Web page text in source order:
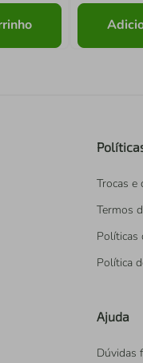
Trocas e
Termos
Políticas
Política
Ajuda
Dúvidas